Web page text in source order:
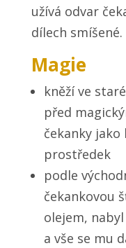
užívá odvar
dílech smíšené.
Magie
kněží ve
před
čekanky
prostředek
podle
čekankovou
olejem,
a vše se mu